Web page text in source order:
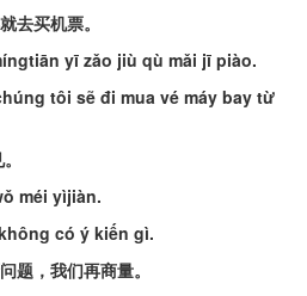
去买机票。
yī zǎo jiù qù mǎi jī piào.
tôi sẽ đi mua vé máy bay từ
。
méi yìjiàn.
có ý kiến gì.
题，我们再商量。